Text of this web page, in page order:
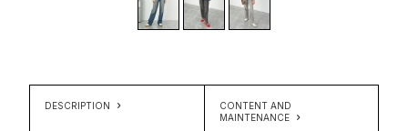
DESCRIPTION
CONTENT AND
MAINTENANCE